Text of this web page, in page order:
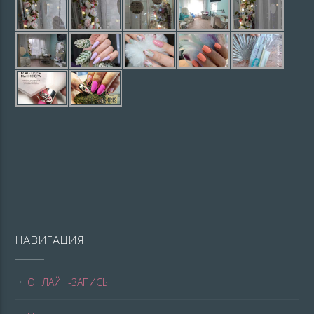
НАВИГАЦИЯ
ОНЛАЙН-ЗАПИСЬ